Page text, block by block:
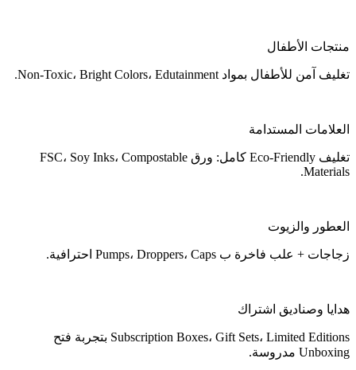
منتجات الأطفال
تغليف آمن للأطفال بمواد Non-Toxic، Bright Colors، Edutainment.
العلامات المستدامة
تغليف Eco-Friendly كامل: ورق FSC، Soy Inks، Compostable
Materials.
العطور والزيوت
زجاجات + علب فاخرة ب Pumps، Droppers، Caps احترافية.
هدايا وصناديق اشتراك
Subscription Boxes، Gift Sets، Limited Editions بتجربة فتح
Unboxing مدروسة.